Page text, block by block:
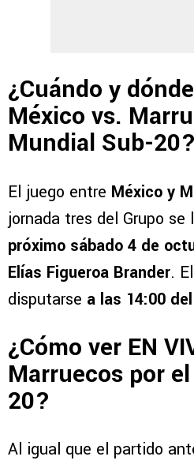
¿Cuándo y
México vs.
Mundial Sub-20?
El juego entre México y
jornada tres del Grupo se
próximo sábado 4 de
Elías Figueroa Brander.
disputarse a las 14:00
¿Cómo ver EN
Marruecos por
20?
Al igual que el partido